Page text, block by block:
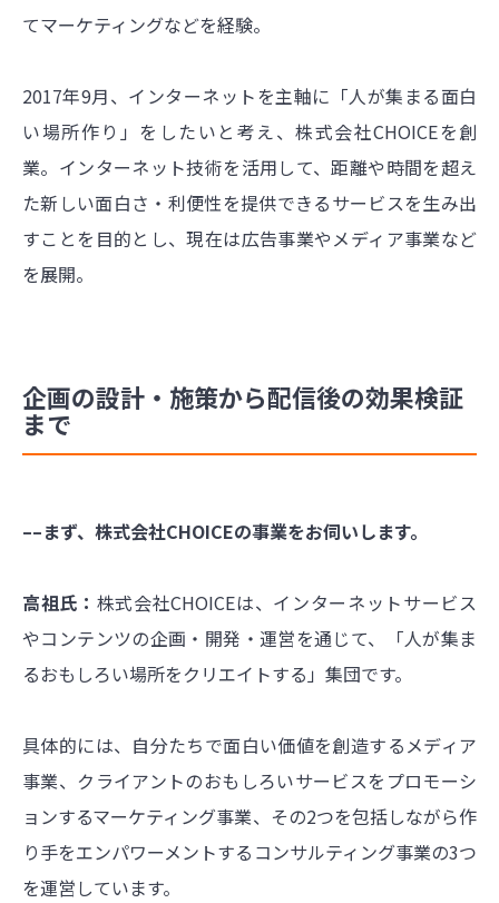
てマーケティングなどを経験。
2017年9月、インターネットを主軸に「人が集まる面白
い場所作り」をしたいと考え、株式会社CHOICEを創
業。インターネット技術を活用して、距離や時間を超え
た新しい面白さ・利便性を提供できるサービスを生み出
すことを目的とし、現在は広告事業やメディア事業など
を展開。
企画の設計・施策から配信後の効果検証
まで
––まず、株式会社CHOICEの事業をお伺いします。
高祖氏： 株式会社CHOICEは、インターネットサービス
やコンテンツの企画・開発・運営を通じて、「人が集ま
るおもしろい場所をクリエイトする」集団です。
具体的には、自分たちで面白い価値を創造するメディア
事業、クライアントのおもしろいサービスをプロモーシ
ョンするマーケティング事業、その2つを包括しながら作
り手をエンパワーメントするコンサルティング事業の3つ
を運営しています。